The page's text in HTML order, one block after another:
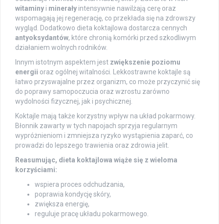
witaminy i minerały intensywnie nawilżają cerę oraz
wspomagają jej regenerację, co przekłada się na zdrowszy
wygląd. Dodatkowo dieta koktajlowa dostarcza cennych
antyoksydantów, które chronią komórki przed szkodliwym
działaniem wolnych rodników.
Innym istotnym aspektem jest zwiększenie poziomu
energii oraz ogólnej witalności. Lekkostrawne koktajle są
łatwo przyswajalne przez organizm, co może przyczynić się
do poprawy samopoczucia oraz wzrostu zarówno
wydolności fizycznej, jak i psychicznej.
Koktajle mają także korzystny wpływ na układ pokarmowy.
Błonnik zawarty w tych napojach sprzyja regularnym
wypróżnieniom i zmniejsza ryzyko wystąpienia zaparć, co
prowadzi do lepszego trawienia oraz zdrowia jelit.
Reasumując, dieta koktajlowa wiąże się z wieloma
korzyściami:
wspiera proces odchudzania,
poprawia kondycję skóry,
zwiększa energię,
reguluje pracę układu pokarmowego.